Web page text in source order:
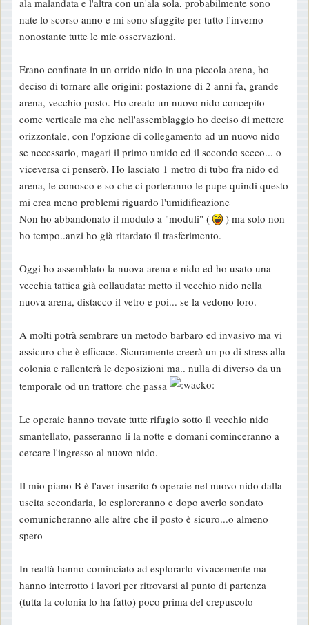
s
a
g
i
o
ala malandata e l'altra con un'ala sola, probabilmente sono
nate lo scorso anno e mi sono sfuggite per tutto l'inverno
nonostante tutte le mie osservazioni.
Erano confinate in un orrido nido in una piccola arena, ho
deciso di tornare alle origini: postazione di 2 anni fa, grande
arena, vecchio posto. Ho creato un nuovo nido concepito
come verticale ma che nell'assemblaggio ho deciso di mettere
orizzontale, con l'opzione di collegamento ad un nuovo nido
se necessario, magari il primo umido ed il secondo secco... o
viceversa ci penserò. Ho lasciato 1 metro di tubo fra nido ed
arena, le conosco e so che ci porteranno le pupe quindi questo
mi crea meno problemi riguardo l'umidificazione
Non ho abbandonato il modulo a "moduli" (
) ma solo non
ho tempo..anzi ho già ritardato il trasferimento.
Oggi ho assemblato la nuova arena e nido ed ho usato una
vecchia tattica già collaudata: metto il vecchio nido nella
nuova arena, distacco il vetro e poi... se la vedono loro.
A molti potrà sembrare un metodo barbaro ed invasivo ma vi
assicuro che è efficace. Sicuramente creerà un po di stress alla
colonia e rallenterà le deposizioni ma.. nulla di diverso da un
temporale od un trattore che passa
Le operaie hanno trovate tutte rifugio sotto il vecchio nido
smantellato, passeranno li la notte e domani cominceranno a
cercare l'ingresso al nuovo nido.
Il mio piano B è l'aver inserito 6 operaie nel nuovo nido dalla
uscita secondaria, lo esploreranno e dopo averlo sondato
comunicheranno alle altre che il posto è sicuro...o almeno
spero
In realtà hanno cominciato ad esplorarlo vivacemente ma
hanno interrotto i lavori per ritrovarsi al punto di partenza
(tutta la colonia lo ha fatto) poco prima del crepuscolo